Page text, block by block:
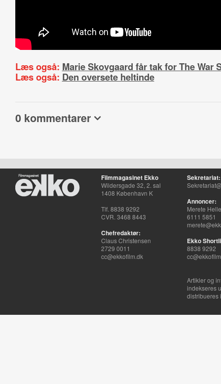
Læs også: Marie Skovgaard får tak for The War
Læs også: Den oversete heltinde
0 kommentarer
Filmmagasinet Ekko
Wildersgade 32, 2. sal
1408 København K
Tlf. 8838 9292
CVR. 3468 8443
Chefredaktør:
Claus Christensen
2729 0011
cc@ekkofilm.dk
Sekretariat:
Annoncer:
Merete
6111 5851
Ekko
8838 9292
Artikler og
indekseres
distribueres